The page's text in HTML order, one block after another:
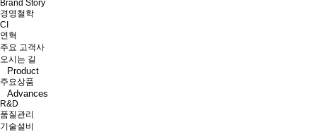
Brand Story
경영철학
CI
연혁
주요 고객사
오시는 길
Product
주요상품
Advances
R&D
품질관리
기술설비